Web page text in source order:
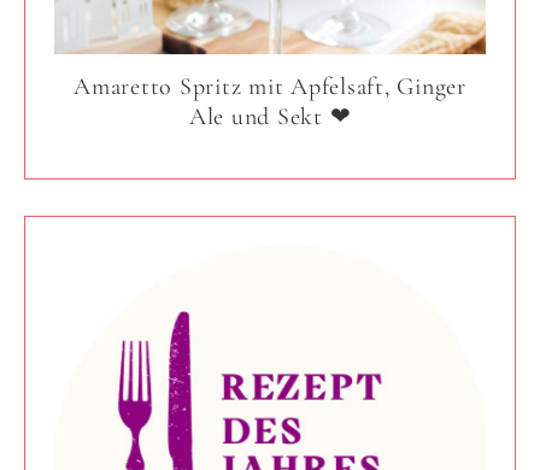
Amaretto Spritz mit Apfelsaft, Ginger
Ale und Sekt ❤